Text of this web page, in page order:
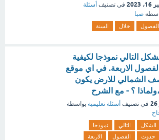
في تصنيف أسئلة
صبا
الفصول خلال السنة
التالي نموذجا لكيفية
الاربعة. في اي موقع
الشمالي للارض يكون
؟ - مع الشرح
في تصنيف أسئلة تعليمية بواسطة
الشكل التالي
نموذجا
حدوث الفصول
الاربعة